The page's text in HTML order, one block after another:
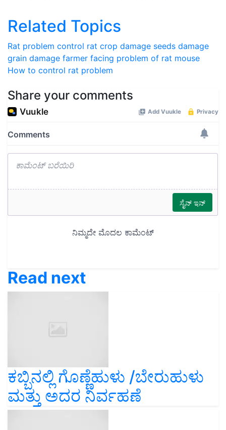
Related Topics
Rat problem control rat crop damage seeds damage
grain damage farmer facing problem of rat mouse
How to control rat problem
Share your comments
Read next
ಕಬ್ಬಿನಲ್ಲಿ ಗೊಣ್ಣೆಹುಳು /ಬೇರುಹುಳು
ಮತ್ತು ಅದರ ನಿರ್ವಹಣೆ